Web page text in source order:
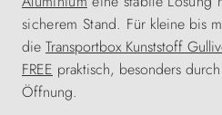
sicherem Stand. Für kleine bis
die Transportbox Kunststoff
FREE praktisch, besonders
Öffnung.